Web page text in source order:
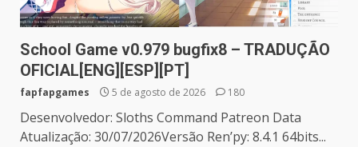
School Game v0.979 bugfix8 – TRADUÇÃO
OFICIAL[ENG][ESP][PT]
fapfapgames 5 de agosto de 2026 180
Desenvolvedor: Sloths Command Patreon Data
Atualização: 30/07/2026Versão Ren’py: 8.4.1 64bits...